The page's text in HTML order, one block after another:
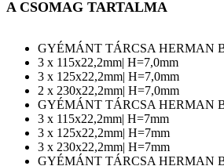
A CSOMAG TARTALMA
GYÉMÁNT TÁRCSA HERMAN
3 x 115x22,2mm| H=7,0mm
3 x 125x22,2mm| H=7,0mm
2 x 230x22,2mm| H=7,0mm
GYÉMÁNT TÁRCSA HERMAN
3 x 115x22,2mm| H=7mm
3 x 125x22,2mm| H=7mm
3 x 230x22,2mm| H=7mm
GYÉMÁNT TÁRCSA HERMAN